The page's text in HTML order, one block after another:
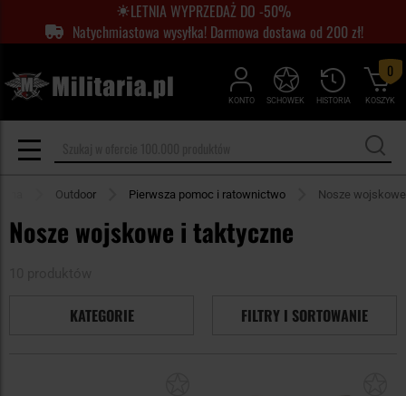
LETNIA WYPRZEDAŻ DO -50%
Natychmiastowa wysyłka! Darmowa dostawa od 200 zł!
KONTO HISTORIA
SCHOWEK KOSZYK
0
Outdoor Pierwsza pomoc i ratownictwo Nosze wojskowe
Nosze wojskowe i taktyczne
KATEGORIE FILTRY I SORTOWANIE